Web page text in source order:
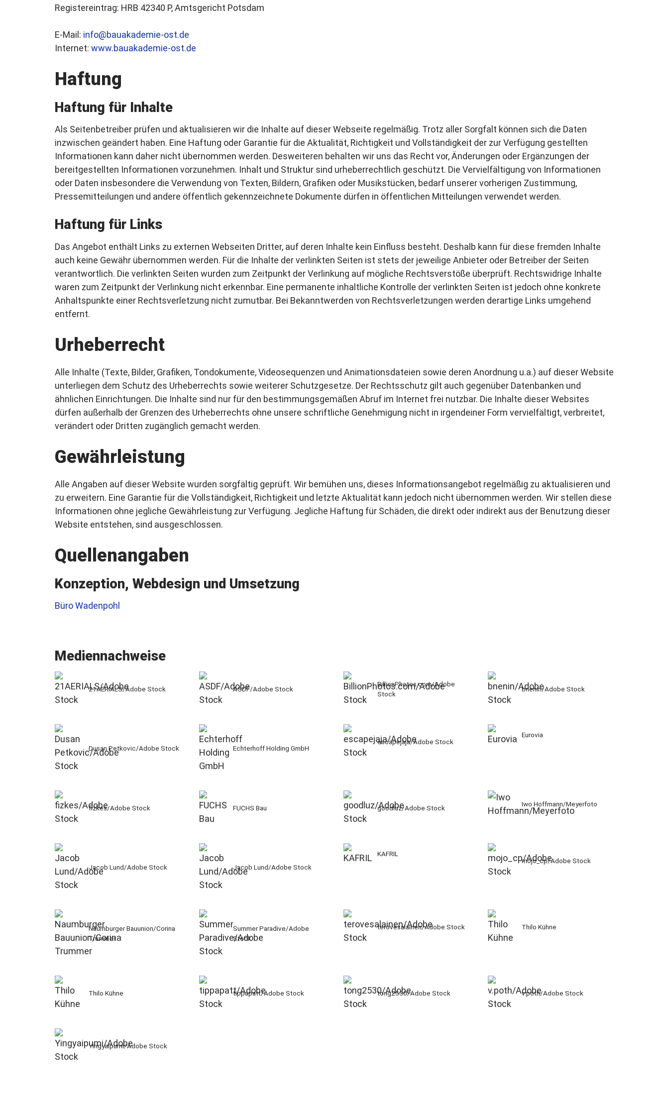
Registereintrag: HRB 42340 P, Amtsgericht Potsdam
E-Mail: info@bauakademie-ost.de
Internet: www.bauakademie-ost.de
Haftung
Haftung für Inhalte
Als Seitenbetreiber prüfen und aktualisieren wir die Inhalte auf dieser Webseite regelmäßig. Trotz aller Sorgfalt können sich die Daten
inzwischen geändert haben. Eine Haftung oder Garantie für die Aktualität, Richtigkeit und Vollständigkeit der zur Verfügung gestellten
Informationen kann daher nicht übernommen werden. Desweiteren behalten wir uns das Recht vor, Änderungen oder Ergänzungen der
bereitgestellten Informationen vorzunehmen. Inhalt und Struktur sind urheberrechtlich geschützt. Die Vervielfältigung von Informationen
oder Daten insbesondere die Verwendung von Texten, Bildern, Grafiken oder Musikstücken, bedarf unserer vorherigen Zustimmung,
Pressemitteilungen und andere öffentlich gekennzeichnete Dokumente dürfen in öffentlichen Mitteilungen verwendet werden.
Haftung für Links
Das Angebot enthält Links zu externen Webseiten Dritter, auf deren Inhalte kein Einfluss besteht. Deshalb kann für diese fremden Inhalte
auch keine Gewähr übernommen werden. Für die Inhalte der verlinkten Seiten ist stets der jeweilige Anbieter oder Betreiber der Seiten
verantwortlich. Die verlinkten Seiten wurden zum Zeitpunkt der Verlinkung auf mögliche Rechtsverstöße überprüft. Rechtswidrige Inhalte
waren zum Zeitpunkt der Verlinkung nicht erkennbar. Eine permanente inhaltliche Kontrolle der verlinkten Seiten ist jedoch ohne konkrete
Anhaltspunkte einer Rechtsverletzung nicht zumutbar. Bei Bekanntwerden von Rechtsverletzungen werden derartige Links umgehend
entfernt.
Urheberrecht
Alle Inhalte (Texte, Bilder, Grafiken, Tondokumente, Videosequenzen und Animationsdateien sowie deren Anordnung u.a.) auf dieser Website
unterliegen dem Schutz des Urheberrechts sowie weiterer Schutzgesetze. Der Rechtsschutz gilt auch gegenüber Datenbanken und
ähnlichen Einrichtungen. Die Inhalte sind nur für den bestimmungsgemäßen Abruf im Internet frei nutzbar. Die Inhalte dieser Websites
dürfen außerhalb der Grenzen des Urheberrechts ohne unsere schriftliche Genehmigung nicht in irgendeiner Form vervielfältigt, verbreitet,
verändert oder Dritten zugänglich gemacht werden.
Gewährleistung
Alle Angaben auf dieser Website wurden sorgfältig geprüft. Wir bemühen uns, dieses Informationsangebot regelmäßig zu aktualisieren und
zu erweitern. Eine Garantie für die Vollständigkeit, Richtigkeit und letzte Aktualität kann jedoch nicht übernommen werden. Wir stellen diese
Informationen ohne jegliche Gewährleistung zur Verfügung. Jegliche Haftung für Schäden, die direkt oder indirekt aus der Benutzung dieser
Website entstehen, sind ausgeschlossen.
Quellenangaben
Konzeption, Webdesign und Umsetzung
Büro Wadenpohl
Mediennachweise
21AERIALS/Adobe Stock ASDF/Adobe Stock
BillionPhotos.com/Adobe
Stock
bnenin/Adobe Stock
Dusan Petkovic/Adobe Stock Echterhoff Holding GmbH
escapejaja/Adobe Stock
Eurovia
fizkes/Adobe Stock FUCHS Bau goodluz/Adobe Stock Iwo Hoffmann/Meyerfoto
Jacob Lund/Adobe Stock Jacob Lund/Adobe Stock
KAFRIL
mojo_cp/Adobe Stock
Naumburger Bauunion/Corina
Trummer
Summer Paradive/Adobe
Stock
terovesalainen/Adobe Stock Thilo Kühne
Thilo Kühne tippapatt/Adobe Stock tong2530/Adobe Stock v.poth/Adobe Stock
Yingyaipumi/Adobe Stock